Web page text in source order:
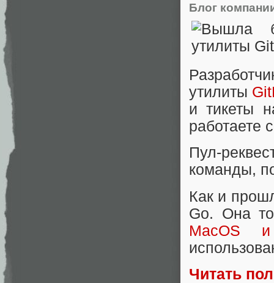
Блог
утилиты
и тикеты
работаете
Пул-
команды,
Как и
Go. Она
MacOS
Читать